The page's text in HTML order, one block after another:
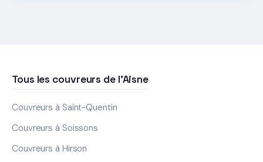
Tous les couvreurs de l'Aisne
Couvreurs à Saint-Quentin
Couvreurs à Soissons
Couvreurs à Hirson